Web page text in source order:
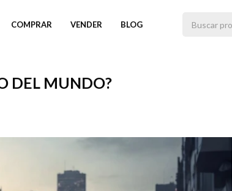
COMPRAR VENDER BLOG
DEL MUNDO?